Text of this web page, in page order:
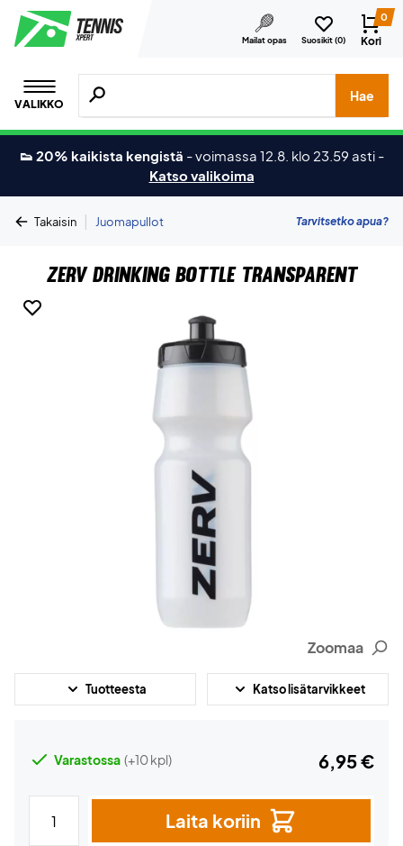
Mailat opas Suosikit (0)
0
Kori
VALIKKO
Hae tuotteita, merkkejä jne.
Hae
👟 20% kaikista kengistä -voimassa 12.8. klo 23.59 asti -
Katso valikoima
Takaisin | Juomapullot Tarvitsetko apua?
ZERV Drinking Bottle Transparent
Zoomaa
Tuotteesta Katso lisätarvikkeet
Varastossa (+10 kpl) 6,95 €
Laita koriin